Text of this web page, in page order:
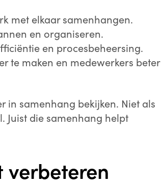
met elkaar samenhangen.
en organiseren.
en procesbeheersing.
te maken en medewerkers beter
in samenhang bekijken. Niet als
Juist die samenhang helpt
verbeteren